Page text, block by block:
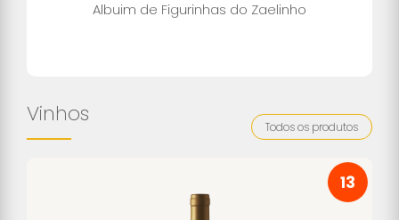
Albuim de Figurinhas do Zaelinho
Vinhos Todos os produtos
13